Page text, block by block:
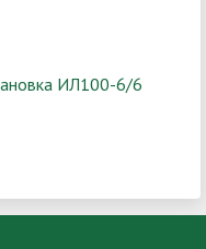
ИЛ100-6/6